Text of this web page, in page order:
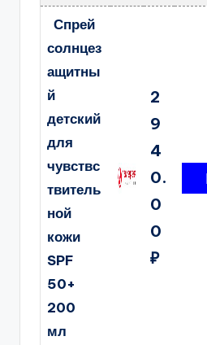
Спрей
солнцез
ащитны
й
детский
для
чувствс
твитель
ной
кожи
SPF
50+
200
мл
2
9
4
0.
0
0
₽